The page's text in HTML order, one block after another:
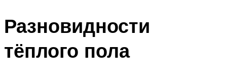
Разновидности
тёплого пола